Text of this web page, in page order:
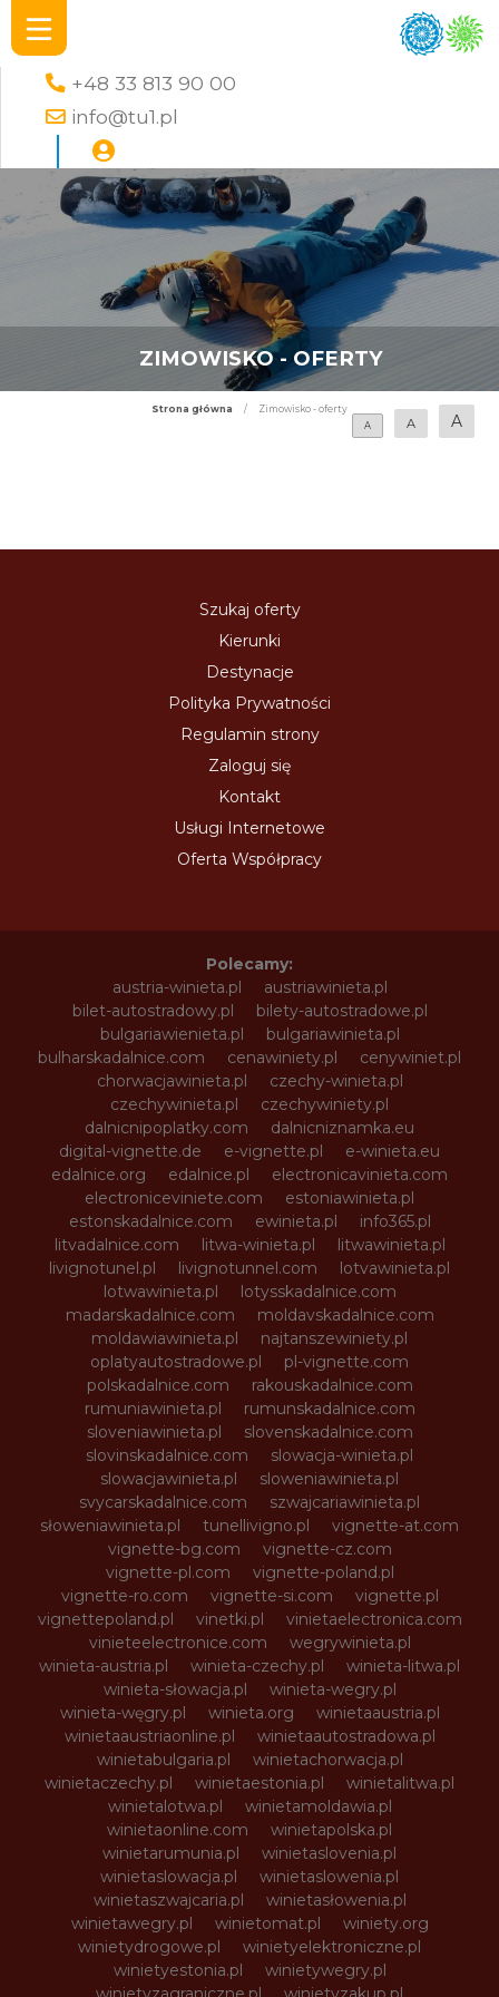
+48 33 813 90 00
info@tu1.pl
ZIMOWISKO - OFERTY
Strona główna /
Zimowisko - oferty
A
A A
Szukaj oferty
Kierunki
Destynacje
Polityka Prywatności
Regulamin strony
Zaloguj się
Kontakt
Usługi Internetowe
Oferta Współpracy
Polecamy:
austria-winieta.pl
austriawinieta.pl
bilet-autostradowy.pl
bilety-autostradowe.pl
bulgariawienieta.pl
bulgariawinieta.pl
bulharskadalnice.com
cenawiniety.pl
cenywiniet.pl
chorwacjawinieta.pl
czechy-winieta.pl
czechywinieta.pl
czechywiniety.pl
dalnicnipoplatky.com
dalnicniznamka.eu
digital-vignette.de
e-vignette.pl
e-winieta.eu
edalnice.org
edalnice.pl
electronicavinieta.com
electroniceviniete.com
estoniawinieta.pl
estonskadalnice.com
ewinieta.pl
info365.pl
litvadalnice.com
litwa-winieta.pl
litwawinieta.pl
livignotunel.pl
livignotunnel.com
lotvawinieta.pl
lotwawinieta.pl
lotysskadalnice.com
madarskadalnice.com
moldavskadalnice.com
moldawiawinieta.pl
najtanszewiniety.pl
oplatyautostradowe.pl
pl-vignette.com
polskadalnice.com
rakouskadalnice.com
rumuniawinieta.pl
rumunskadalnice.com
sloveniawinieta.pl
slovenskadalnice.com
slovinskadalnice.com
slowacja-winieta.pl
slowacjawinieta.pl
sloweniawinieta.pl
svycarskadalnice.com
szwajcariawinieta.pl
słoweniawinieta.pl
tunellivigno.pl
vignette-at.com
vignette-bg.com
vignette-cz.com
vignette-pl.com
vignette-poland.pl
vignette-ro.com
vignette-si.com
vignette.pl
vignettepoland.pl
vinetki.pl
vinietaelectronica.com
vinieteelectronice.com
wegrywinieta.pl
winieta-austria.pl
winieta-czechy.pl
winieta-litwa.pl
winieta-słowacja.pl
winieta-wegry.pl
winieta-węgry.pl
winieta.org
winietaaustria.pl
winietaaustriaonline.pl
winietaautostradowa.pl
winietabulgaria.pl
winietachorwacja.pl
winietaczechy.pl
winietaestonia.pl
winietalitwa.pl
winietalotwa.pl
winietamoldawia.pl
winietaonline.com
winietapolska.pl
winietarumunia.pl
winietaslovenia.pl
winietaslowacja.pl
winietaslowenia.pl
winietaszwajcaria.pl
winietasłowenia.pl
winietawegry.pl
winietomat.pl
winiety.org
winietydrogowe.pl
winietyelektroniczne.pl
winietyestonia.pl
winietywegry.pl